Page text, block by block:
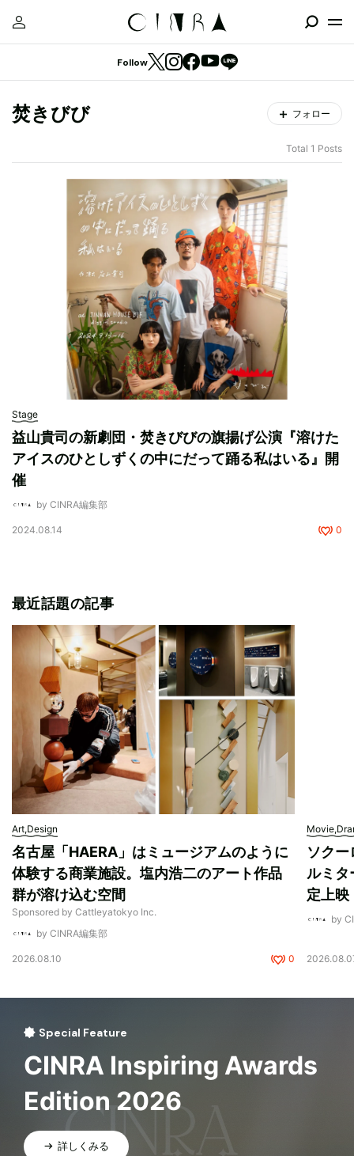
Follow
焚きびび フォロー
Total 1 Posts
Stage
益山貴司の新劇団・焚きびびの旗揚げ公演『溶けた
アイスのひとしずくの中にだって踊る私はいる』開
催
by CINRA編集部
2024.08.14 0
最近話題の記事
Art,Design
名古屋「HAERA」はミュージアムのように
体験する商業施設。塩内浩二のアート作品
群が溶け込む空間
Sponsored by Cattleyatokyo Inc.
by CINRA編集部
2026.08.10 0
ソク
ルミタ
定上映
by
Special Feature
CINRA Inspiring Awards
Edition 2026
詳しくみる